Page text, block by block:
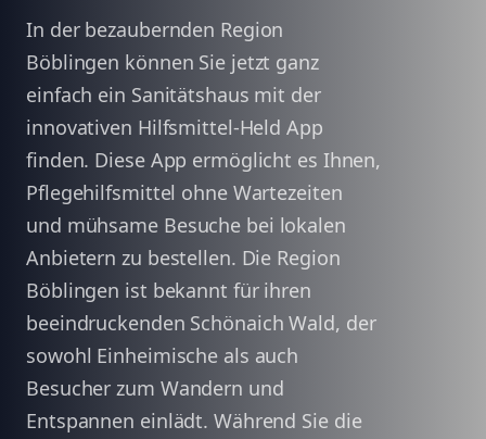
In der bezaubernden Region
Böblingen können Sie jetzt ganz
einfach ein Sanitätshaus mit der
innovativen Hilfsmittel-Held App
finden. Diese App ermöglicht es Ihnen,
Pflegehilfsmittel ohne Wartezeiten
und mühsame Besuche bei lokalen
Anbietern zu bestellen. Die Region
Böblingen ist bekannt für ihren
beeindruckenden Schönaich Wald, der
sowohl Einheimische als auch
Besucher zum Wandern und
Entspannen einlädt. Während Sie die